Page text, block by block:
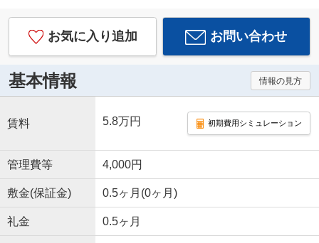
お気に入り追加 お問い合わせ
基本情報 情報の見方
賃料 5.8万円 初期費用シミュレーション
管理費等 4,000円
敷金(保証金) 0.5ヶ月(0ヶ月)
礼金 0.5ヶ月